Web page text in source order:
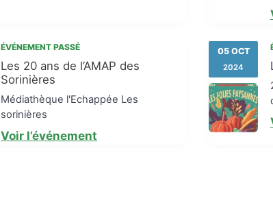
ÉVÉNEMENT PASSÉ
Les 20 ans de l’AMAP des
Sorinières
Médiathèque l'Echappée Les
sorinières
Voir l’événement
05 OCT
2024